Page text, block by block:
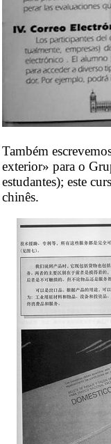
Também
exterior» para o
estudantes); este
chinês.